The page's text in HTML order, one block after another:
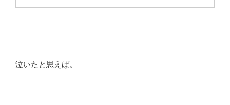
泣いたと思えば。